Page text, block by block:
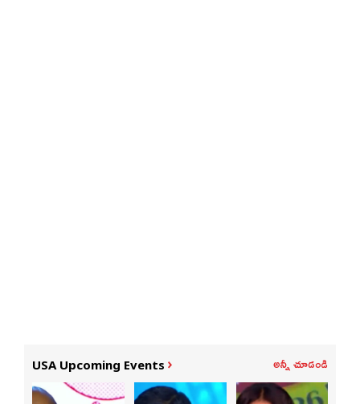
USA Upcoming Events అన్నీ చూడండి